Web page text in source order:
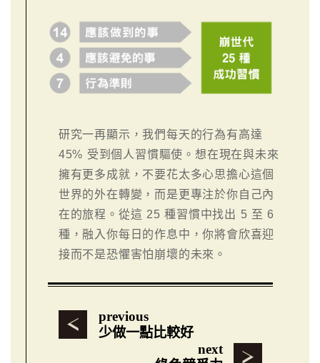
研究一再顯示，我們每天的行為有高達
45% 受到個人習慣驅使。想在現在與未來
擁有更多成就，不要花太多心思擔心這個
世界的外在轉變，而是更專注於你自己內
在的旅程。從這 25 種習慣中找出 5 至 6
種，融入你每日的作息中，你將會欣喜迎
接而不是恐懼害怕崩壞的未來。
previous
少做一點比較好
next